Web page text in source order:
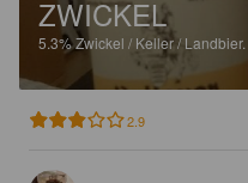
ZWICKEL
5.3%Zwickel / Keller / Landbier.
2.9